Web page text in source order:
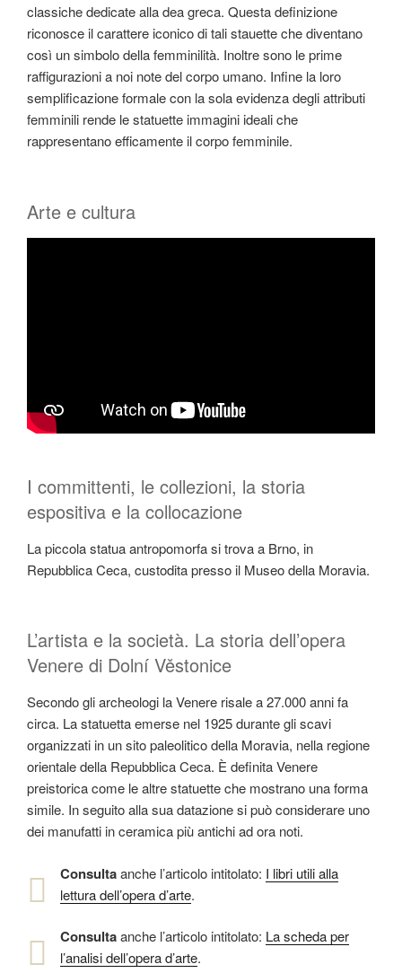
classiche dedicate alla dea greca. Questa definizione
riconosce il carattere iconico di tali stauette che diventano
così un simbolo della femminilità. Inoltre sono le prime
raffigurazioni a noi note del corpo umano. Infine la loro
semplificazione formale con la sola evidenza degli attributi
femminili rende le statuette immagini ideali che
rappresentano efficamente il corpo femminile.
Arte e cultura
I committenti, le collezioni, la storia
espositiva e la collocazione
La piccola statua antropomorfa si trova a Brno, in
Repubblica Ceca, custodita presso il Museo della Moravia.
L’artista e la società. La storia dell’opera
Venere di Dolní Věstonice
Secondo gli archeologi la Venere risale a 27.000 anni fa
circa. La statuetta emerse nel 1925 durante gli scavi
organizzati in un sito paleolitico della Moravia, nella regione
orientale della Repubblica Ceca. È definita Venere
preistorica come le altre statuette che mostrano una forma
simile. In seguito alla sua datazione si può considerare uno
dei manufatti in ceramica più antichi ad ora noti.
Consultaanche l’articolo intitolato: I libri utili alla
lettura dell’opera d’arte.
Consultaanche l’articolo intitolato: La scheda per
l’analisi dell’opera d’arte.